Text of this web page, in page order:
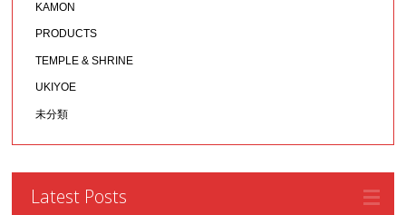
KAMON
PRODUCTS
TEMPLE & SHRINE
UKIYOE
未分類
Latest Posts